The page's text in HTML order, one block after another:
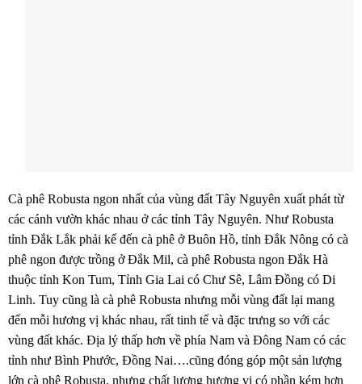
Cà phê Robusta ngon nhất của vùng đất Tây Nguyên xuất phát từ
các cánh vườn khác nhau ở các tỉnh Tây Nguyên. Như Robusta
tỉnh Đắk Lắk phải kể đến cà phê ở Buôn Hồ, tỉnh Đắk Nông có cà
phê ngon được trồng ở Đắk Mil, cà phê Robusta ngon Đắk Hà
thuộc tỉnh Kon Tum, Tỉnh Gia Lai có Chư Sê, Lâm Đồng có Di
Linh. Tuy cũng là cà phê Robusta nhưng mỗi vùng đất lại mang
đến mỗi hương vị khác nhau, rất tinh tế và đặc trưng so với các
vùng đất khác. Địa lý thấp hơn về phía Nam và Đông Nam có các
tỉnh như Bình Phước, Đồng Nai….cũng đóng góp một sản lượng
lớn cà phê Robusta, nhưng chất lượng hương vị có phần kém hơn